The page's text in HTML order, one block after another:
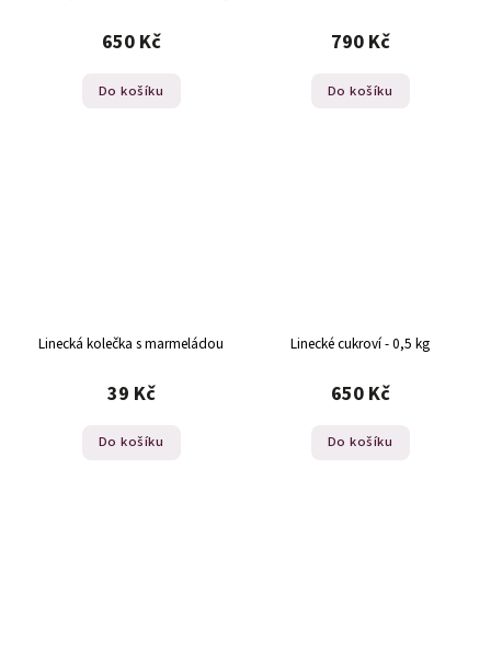
650 Kč
Do košíku
790 Kč
Do košíku
Linecká kolečka s marmeládou
39 Kč
Do košíku
Linecké cukroví - 0,5 kg
650 Kč
Do košíku